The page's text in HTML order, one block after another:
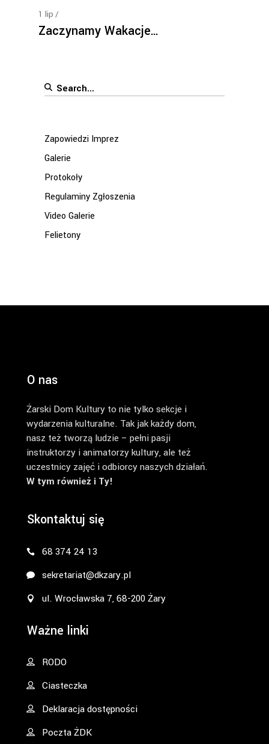
1 lip
Zaczynamy Wakacje…
Search
Zapowiedzi Imprez
Galerie
Protokoły
Regulaminy Zgłoszenia
Video Galerie
Felietony
O nas
Żarski Dom Kultury to nie tylko sekcje i
wydarzenia kulturalne. Tak jak każdy dom,
nasz też tworzą ludzie – pełni pasji
instruktorzy i animatorzy kultury, ale też
uczestnicy zajęć i odbiorcy naszych działań.
W tym również i Ty!
Skontaktuj się
68 374 24 13
sekretariat@dkzary.pl
ul. Wrocławska 7, 68-200 Żary
Ważne linki
RODO
Ciasteczka
Deklaracja dostępności
Poczta ŻDK